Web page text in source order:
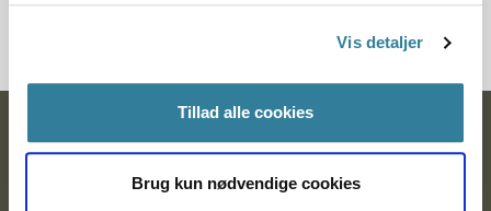
Vis detaljer
Tillad alle cookies
Brug kun nødvendige cookies
3000062-10
Ankestyrelsen